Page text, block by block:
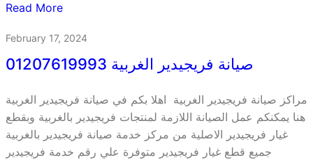
Read More
February 17, 2024
صيانة فريجيدير الغربية 01207619993
مراكز صيانة فريجيدير الغربية اهلا بكم في صيانة فريجيدير الغربية
هنا يمكنكم عمل الصيانة اللازمة لمنتجات فريجيدير بالغربية وبقطع
غيار فريجيدير الاصلية من مركز خدمة صيانة فريجيدير بالغربية
جميع قطع غيار فريجيدير متوفرة علي رقم خدمة فريجيدير